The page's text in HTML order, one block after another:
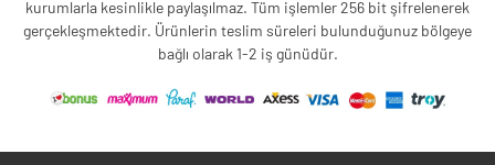
kurumlarla kesinlikle paylaşılmaz. Tüm işlemler 256 bit şifrelenerek
gerçekleşmektedir. Ürünlerin teslim süreleri bulunduğunuz bölgeye
bağlı olarak 1-2 iş günüdür.